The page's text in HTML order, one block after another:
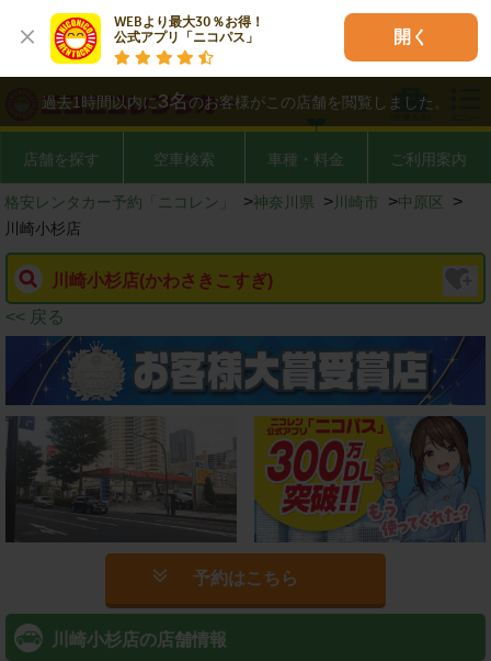
WEBより最大30％お得！
公式アプリ「ニコパス」
開く
店舗を探す 空車検索 車種・料金 ご利用案内
格安レンタカー予約「ニコレン」 >神奈川県 > 川崎市 >中原区 >
川崎小杉店
川崎小杉店(かわさきこすぎ)
<< 戻る
予約はこちら
川崎小杉店の店舗情報
過去1時間以内に3名 のお客様がこの店舗を閲覧しました。